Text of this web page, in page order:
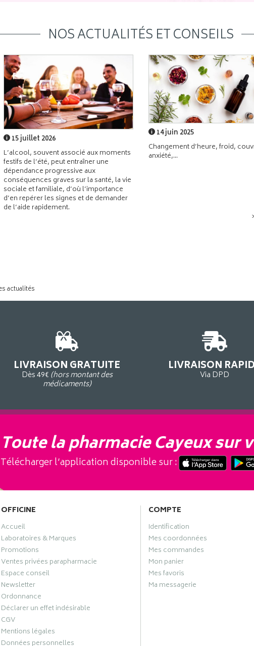
NOS ACTUALITÉS ET CONSEILS
15 juillet 2026
L’alcool, souvent associé aux moments
festifs de l’été, peut entraîner une
dépendance progressive aux
conséquences graves sur la santé, la vie
sociale et familiale, d’où l’importance
d’en repérer les signes et de demander
de l’aide rapidement.
actualités
14 juin 2025
Changement d’heure, froid,
anxiété,...
LIVRAISON GRATUITE
Dès 49€ (hors montant des
médicaments)
LIVRAISON
Via DPD
Toute la pharmacie Cayeux sur
Télécharger l’application disponible sur :
OFFICINE
Accueil
Laboratoires & Marques
Promotions
Ventes privées parapharmacie
Espace conseil
Newsletter
Ordonnance
Déclarer un effet indésirable
CGV
Mentions légales
Données personnelles
COMPTE
Identification
Mes coordonnées
Mes commandes
Mon panier
Mes favoris
Ma messagerie